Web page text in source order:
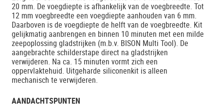
20 mm. De voegdiepte is afhankelijk van de voegbreedte. Tot
12 mm voegbreedte een voegdiepte aanhouden van 6 mm.
Daarboven is de voegdiepte de helft van de voegbreedte. Kit
gelijkmatig aanbrengen en binnen 10 minuten met een milde
zeepoplossing gladstrijken (m.b.v. BISON Multi Tool). De
aangebrachte schilderstape direct na gladstrijken
verwijderen. Na ca. 15 minuten vormt zich een
oppervlaktehuid. Uitgeharde siliconenkit is alleen
mechanisch te verwijderen.
AANDACHTSPUNTEN